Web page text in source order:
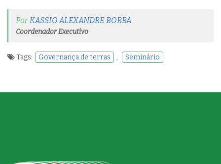
Por KASSIO ALEXANDRE BORBA
Coordenador Executivo
Tags: Governança de terras , Seminário